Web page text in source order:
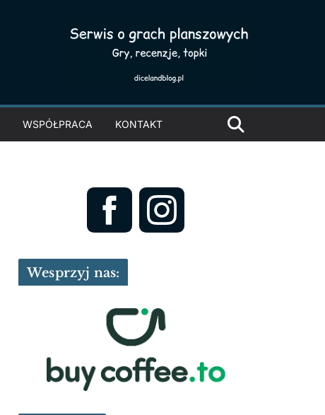
WSPÓŁPRACA KONTAKT
Wesprzyj nas: